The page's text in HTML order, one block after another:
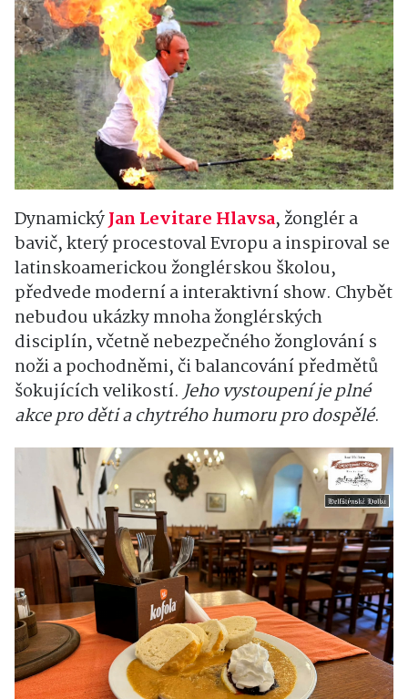
DynamickýJan Levitare Hlavsa, žonglér a
bavič, který procestoval Evropu a inspiroval se
latinskoamerickou žonglérskou školou,
předvede moderní a interaktivní show. Chybět
nebudou ukázky mnoha žonglérských
disciplín, včetně nebezpečného žonglování s
noži a pochodněmi, či balancování předmětů
šokujících velikostí.Jeho vystoupení je plné
akce pro děti a chytrého humoru pro dospělé.